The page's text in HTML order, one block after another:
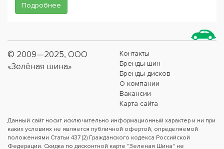
Подробнее
© 2009—2025, ООО
«Зелёная шина»
Контакты
Бренды шин
Бренды дисков
О компании
Вакансии
Карта сайта
Данный сайт носит исключительно информационный характер и ни при
каких условиях не является публичной офертой, определяемой
положениями Статьи 437 (2) Гражданского кодекса Российской
Федерации. Скидка по дисконтной карте "Зеленая Шина" не